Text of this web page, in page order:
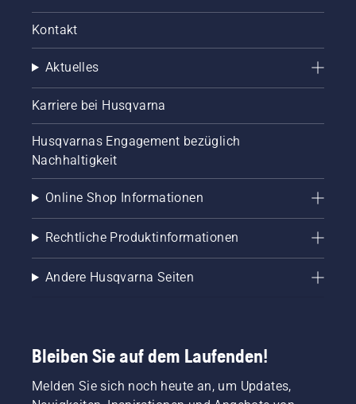
Kontakt
Aktuelles
Karriere bei Husqvarna
Husqvarnas Engagement bezüglich
Nachhaltigkeit
Online Shop Informationen
Rechtliche Produktinformationen
Andere Husqvarna Seiten
Bleiben Sie auf dem Laufenden!
Melden Sie sich noch heute an, um Updates,